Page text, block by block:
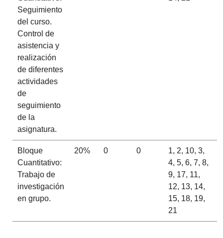
Seguimiento
del curso.
Control de
asistencia y
realización
de diferentes
actividades
de
seguimiento
de la
asignatura.
Bloque
Cuantitativo:
Trabajo de
investigación
en grupo.
20% 0 0
1, 2, 10, 3,
4, 5, 6, 7, 8,
9, 17, 11,
12, 13, 14,
15, 18, 19,
21